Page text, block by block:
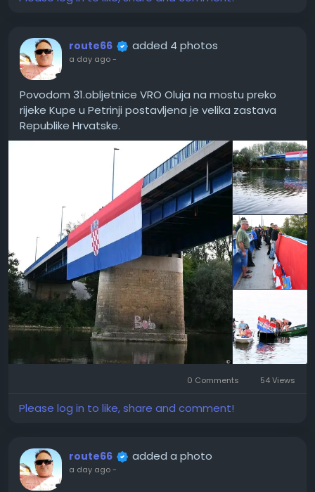
route66 added 4 photos
a day ago-
Povodom 31.obljetnice VRO Oluja na mostu preko
rijeke Kupe u Petrinji postavljena je velika zastava
Republike Hrvatske.
0 Comments 54 Views
Please log in to like, share and comment!
route66 added a photo
a day ago-